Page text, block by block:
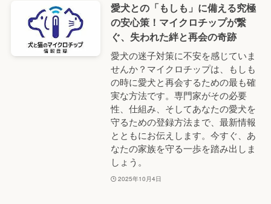
愛犬との「もしも」に備える究極
の安心策！マイクロチップが繋
ぐ、失われた絆と再会の奇跡
愛犬の迷子対策に不安を感じていま
せんか？マイクロチップは、もしも
の時に愛犬と再会するための最も確
実な方法です。専門家がその必要
性、仕組み、そしてあなたの愛犬を
守るための登録方法まで、最新情報
とともにお伝えします。今すぐ、あ
なたの家族を守る一歩を踏み出しま
しょう。
2025年10月4日